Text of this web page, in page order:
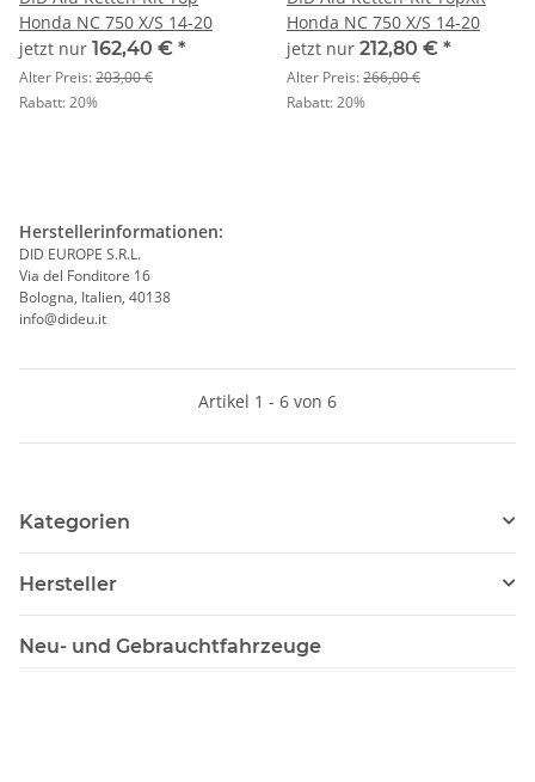
Honda NC 750 X/S 14-20
jetzt nur 162,40 € *
Alter Preis:203,00 €
Rabatt:20%
Honda NC 750 X/S 14-20
jetzt nur 212,80 € *
Alter Preis:266,00 €
Rabatt:20%
Herstellerinformationen:
DID EUROPE S.R.L.
Via del Fonditore 16
Bologna, Italien, 40138
info@dideu.it
Artikel 1 - 6 von 6
Kategorien
Hersteller
Neu- und Gebrauchtfahrzeuge